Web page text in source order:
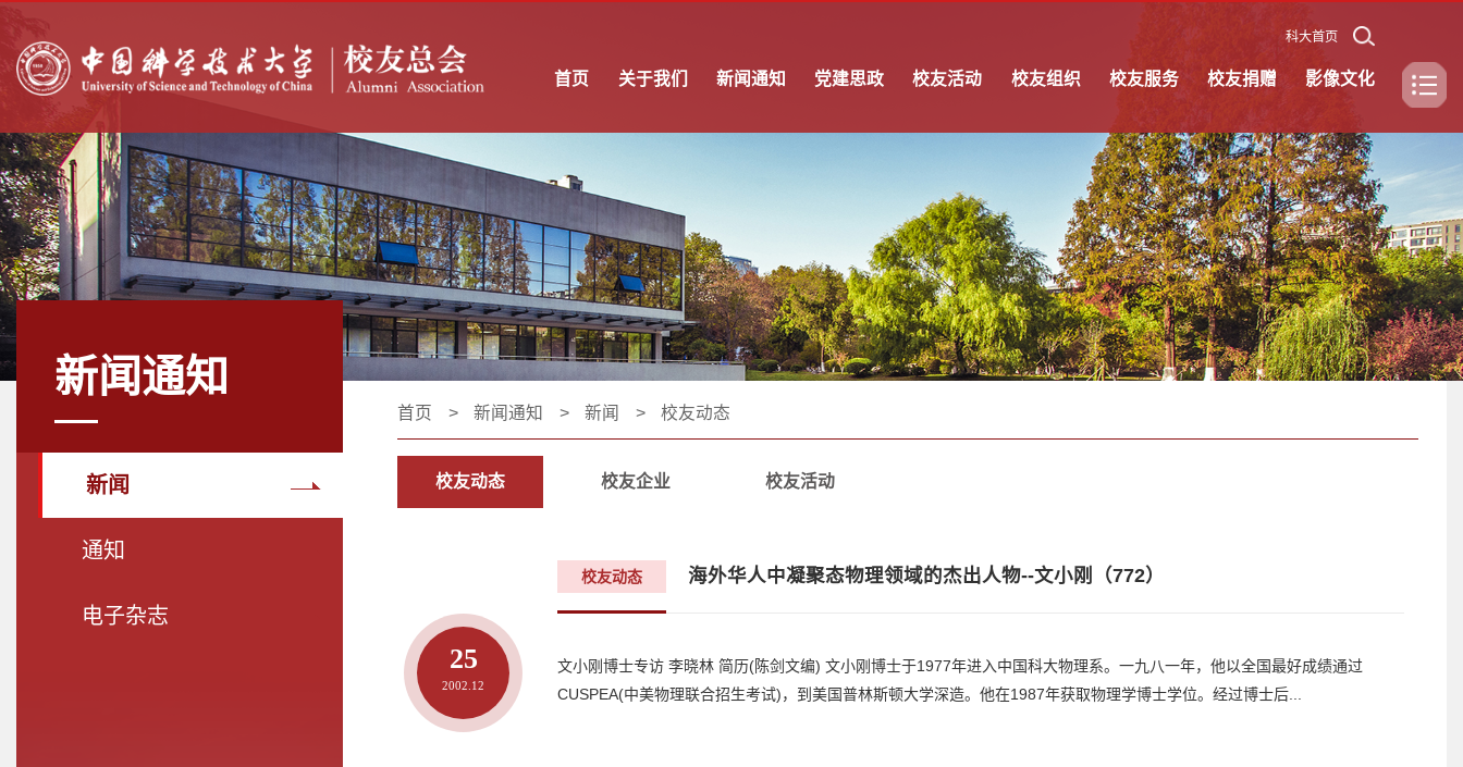
科大首页
首页 关于我们 新闻通知 党建思政 校友活动 校友组织 校友服务 校友捐赠 影像文化
新闻通知
新闻
通知
电子杂志
首页 > 新闻通知 > 新闻 > 校友动态
校友动态 校友企业 校友活动
25
2002.12
校友动态 海外华人中凝聚态物理领域的杰出人物--文小刚（772）
文小刚博士专访 李晓林 简历(陈剑文编) 文小刚博士于1977年进入中国科大物理系。一九八一年，他以全国最好成绩通过
CUSPEA(中美物理联合招生考试)，到美国普林斯顿大学深造。他在1987年获取物理学博士学位。经过博士后...